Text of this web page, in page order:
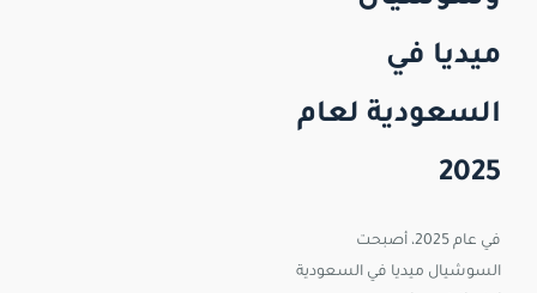
ميديا في
السعودية لعام
2025
في عام 2025، أصبحت
السوشيال ميديا في السعودية